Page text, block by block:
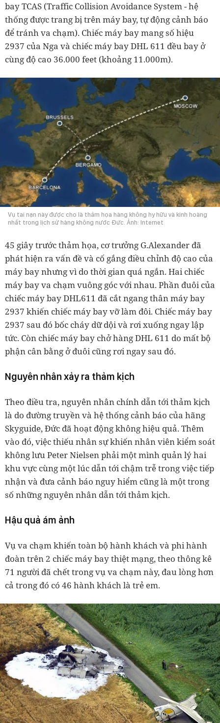
bay TCAS (Traffic Collision Avoidance System - hệ
thống được trang bị trên máy bay, tự động cảnh báo
để tránh va chạm). Chiếc máy bay mang số hiệu
2937 của Nga và chiếc máy bay DHL 611 đều bay ở
cùng độ cao 36.000 feet (khoảng 11.000m).
Vụ tai nạn này được cho là thảm họa hàng không hy hữu và kinh hoàng
nhất trong lịch sử hàng không nước Đức. Ảnh: Internet
45 giây trước thảm họa, cơ trưởng G.Alexander đã
phát hiện ra vấn đề và cố gắng điều chỉnh độ cao của
máy bay nhưng vì do thời gian quá ngắn. Hai chiếc
máy bay va chạm vuông góc với nhau. Phần đuôi của
chiếc máy bay DHL611 đã cắt ngang thân máy bay
2937 khiến chiếc máy bay vỡ làm đôi. Chiếc máy bay
2937 sau đó bốc cháy dữ dội và rơi xuống ngay lập
tức. Còn chiếc máy bay chở hàng DHL 611 do mất bộ
phận cân bằng ở đuôi cũng rơi ngay sau đó.
Nguyên nhân xảy ra thảm kịch
Theo điều tra, nguyên nhân chính dẫn tới thảm kịch
là do đường truyền và hệ thống cảnh báo của hãng
Skyguide, Đức đã hoạt động không hiệu quả. Thêm
vào đó, việc thiếu nhân sự khiến nhân viên kiểm soát
không lưu Peter Nielsen phải một mình quản lý hai
khu vực cùng một lúc dẫn tới chậm trễ trong việc tiếp
nhận và đưa cảnh báo nguy hiểm cũng là một trong
số những nguyên nhân dẫn tới thảm kịch.
Hậu quả ám ảnh
Vụ va chạm khiến toàn bộ hành khách và phi hành
đoàn trên 2 chiếc máy bay thiệt mạng, theo thông kê
71 người đã chết trong vụ va chạm này, đau lòng hơn
cả trong đó có 46 hành khách là trẻ em.